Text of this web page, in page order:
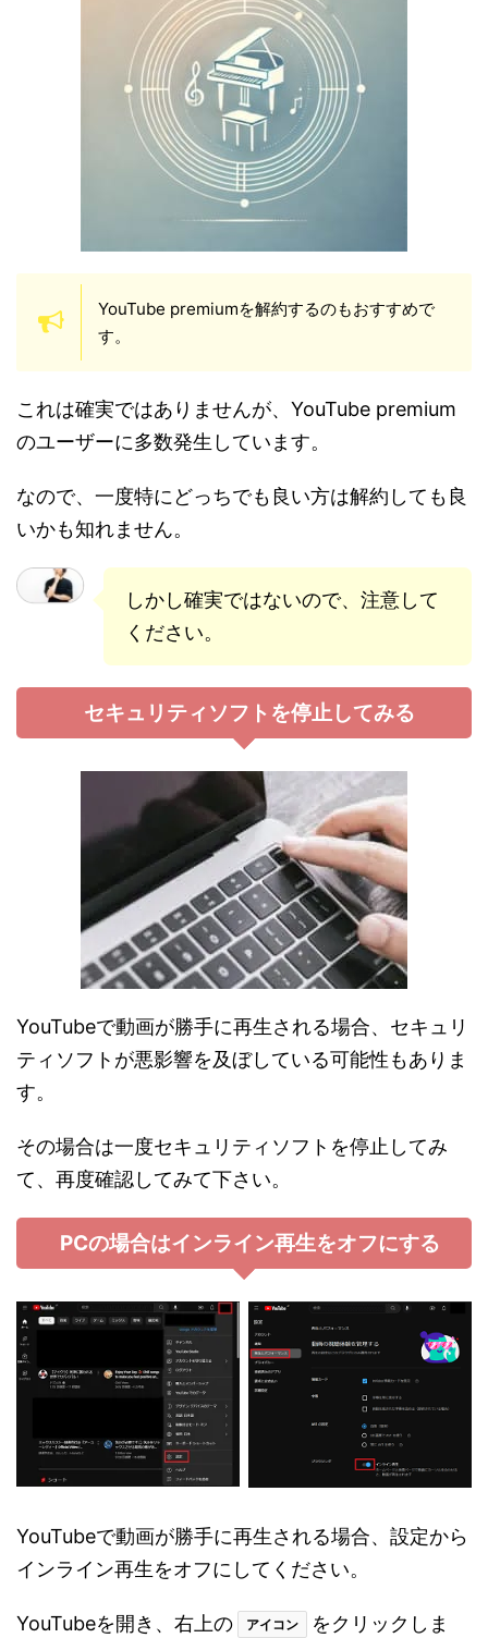
YouTube premiumを解約するのもおすすめで
す。
これは確実ではありませんが、YouTube premium
のユーザーに多数発生しています。
なので、一度特にどっちでも良い方は解約しても良
いかも知れません。
しかし確実ではないので、注意して
ください。
セキュリティソフトを停止してみる
YouTubeで動画が勝手に再生される場合、セキュリ
ティソフトが悪影響を及ぼしている可能性もありま
す。
その場合は一度セキュリティソフトを停止してみ
て、再度確認してみて下さい。
PCの場合はインライン再生をオフにする
YouTubeで動画が勝手に再生される場合、設定から
インライン再生をオフにしてください。
YouTubeを開き、右上の アイコン
をクリックしま